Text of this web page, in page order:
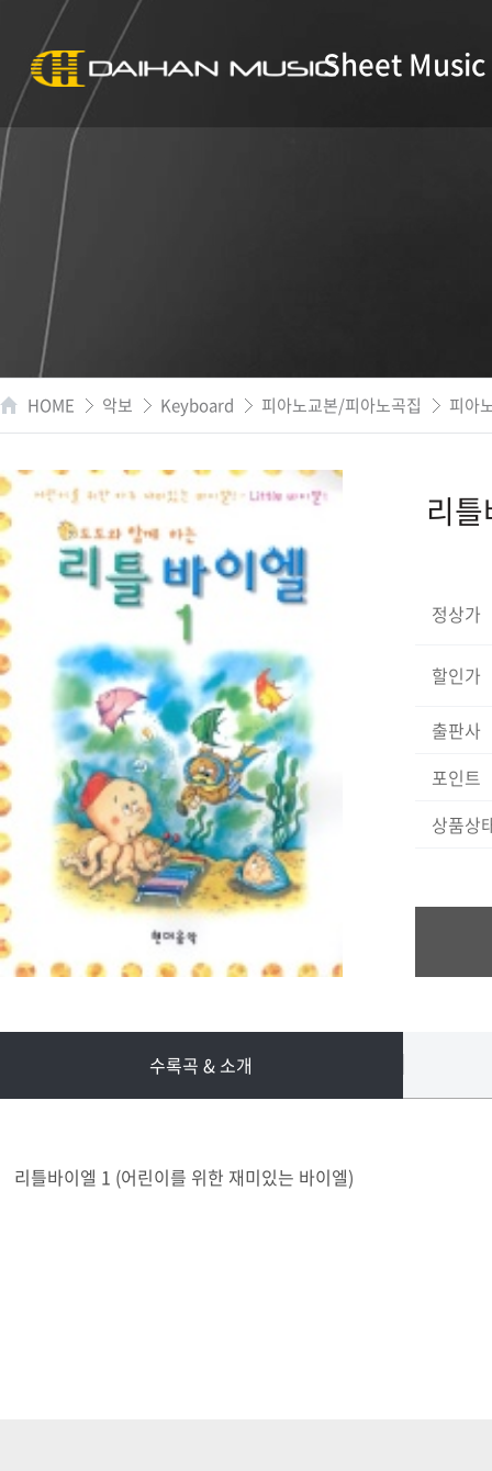
Sheet Music
HOME 악보 Keyboard 피아노교본/피아노곡집 피아
리
정상가
할인가
출판사
포인트
상품상
수록곡 & 소개
리틀바이엘 1 (어린이를 위한 재미있는 바이엘)